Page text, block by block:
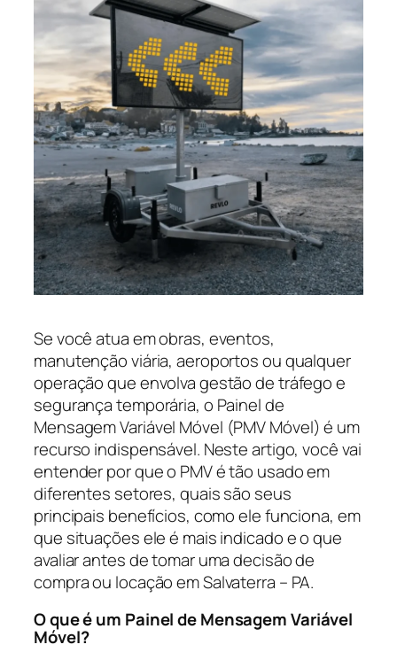
Se você atua em obras, eventos,
manutenção viária, aeroportos ou qualquer
operação que envolva gestão de tráfego e
segurança temporária, o Painel de
Mensagem Variável Móvel (PMV Móvel) é um
recurso indispensável. Neste artigo, você vai
entender por que o PMV é tão usado em
diferentes setores, quais são seus
principais benefícios, como ele funciona, em
que situações ele é mais indicado e o que
avaliar antes de tomar uma decisão de
compra ou locação em Salvaterra – PA.
O que é um Painel de Mensagem Variável
Móvel?